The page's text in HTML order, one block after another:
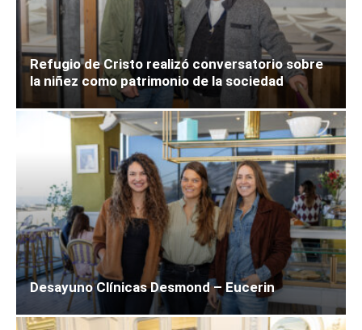
Refugio de Cristo realizó conversatorio sobre
la niñez como patrimonio de la sociedad
Desayuno Clínicas Desmond – Eucerin